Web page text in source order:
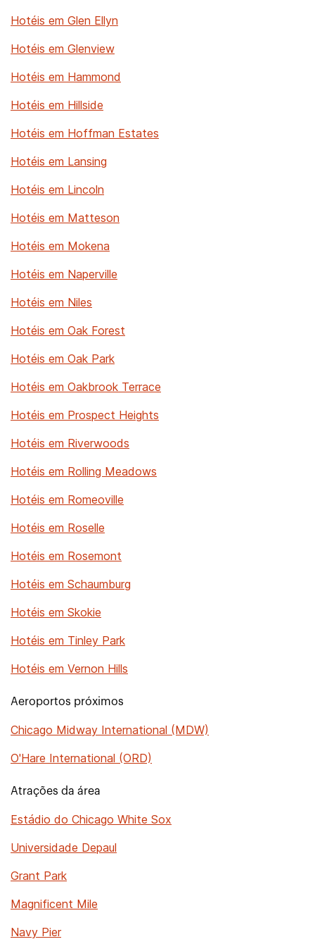
Hotéis em Glen Ellyn
Hotéis em Glenview
Hotéis em Hammond
Hotéis em Hillside
Hotéis em Hoffman Estates
Hotéis em Lansing
Hotéis em Lincoln
Hotéis em Matteson
Hotéis em Mokena
Hotéis em Naperville
Hotéis em Niles
Hotéis em Oak Forest
Hotéis em Oak Park
Hotéis em Oakbrook Terrace
Hotéis em Prospect Heights
Hotéis em Riverwoods
Hotéis em Rolling Meadows
Hotéis em Romeoville
Hotéis em Roselle
Hotéis em Rosemont
Hotéis em Schaumburg
Hotéis em Skokie
Hotéis em Tinley Park
Hotéis em Vernon Hills
Aeroportos próximos
Chicago Midway International (MDW)
O'Hare International (ORD)
Atrações da área
Estádio do Chicago White Sox
Universidade Depaul
Grant Park
Magnificent Mile
Navy Pier